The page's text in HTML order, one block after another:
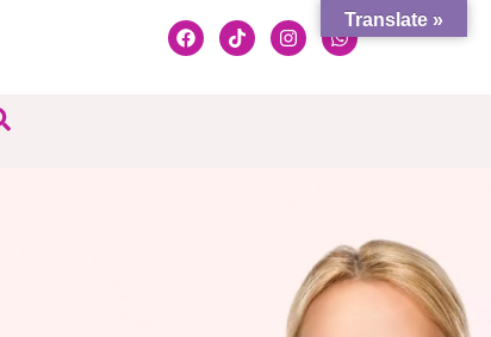
Translate »